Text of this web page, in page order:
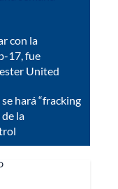
con la
17, fue
United
hará “fracking
la